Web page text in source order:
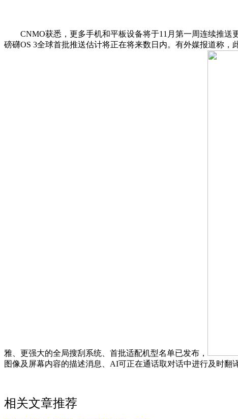
CNMO获悉，更多手机和平板设备将于11月第一周连续推送更
磅礴OS 3全球首批推送估计将正在将来数日内。有外媒报道称
雅、更强大的全局搜刮系统、首批适配机型名单已发布，
图像及屏幕内容的描述消息、AI可正在通话取对话中进行及时翻
相关文章推荐